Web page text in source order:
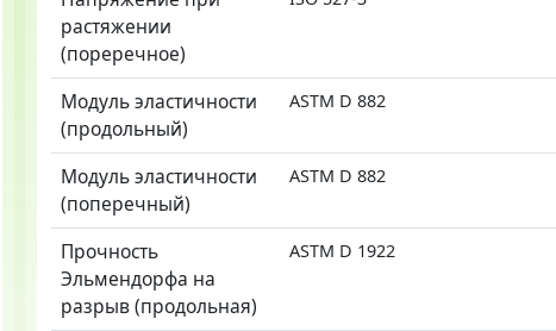
растяжении
(пореречное)
Модуль эластичности
(продольный)
ASTM D 882
Модуль эластичности
(поперечный)
ASTM D 882
Прочность
Эльмендорфа на
разрыв (продольная)
ASTM D 1922